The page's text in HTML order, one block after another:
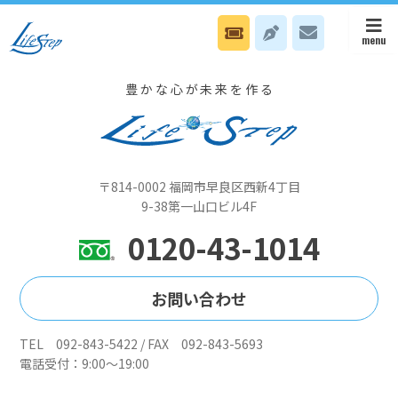
6月9日(火）本部は説明と体験の会、八幡オフィスはNカウンセリング
日です
豊かな心が未来を作る
〒814-0002 福岡市早良区西新4丁目
9-38第一山口ビル4F
0120-43-1014
お問い合わせ
TEL 092-843-5422 / FAX 092-843-5693
電話受付：9:00～19:00